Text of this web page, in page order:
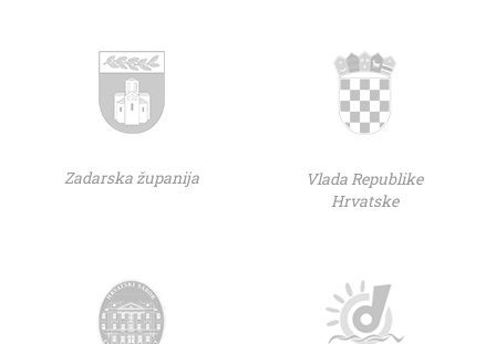
Zadarska županija
Vlada Republike
Hrvatske